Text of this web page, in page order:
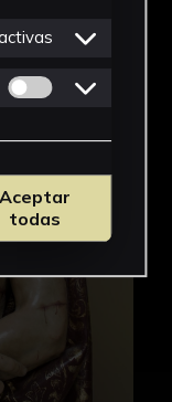
Permitir cookies
Aceptar
todas